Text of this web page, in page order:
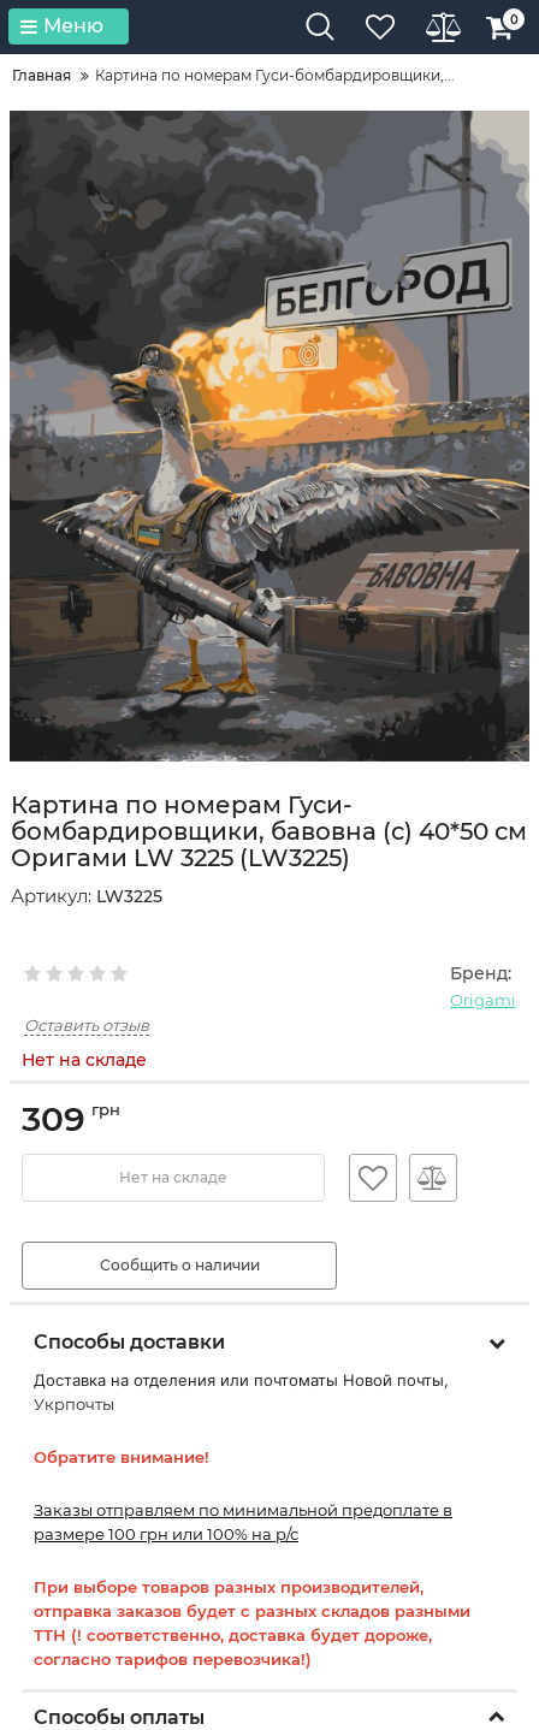
Меню 0
Главная Картина по номерам Гуси-бомбардировщики,...
Картина по номерам Гуси-
бомбардировщики, бавовна (с) 40*50 см
Оригами LW 3225 (LW3225)
Артикул: LW3225
Бренд:
Origami
Оставить отзыв
Нет на складе
309 грн
Нет на складе
Сообщить о наличии
Способы доставки
Доставка на отделения или почтоматы Новой почты,
Укрпочты
Обратите внимание!
Заказы отправляем по минимальной предоплате в
размере 100 грн или 100% на р/с
При выборе товаров разных производителей,
отправка заказов будет с разных складов разными
ТТН (! соответственно, доставка будет дороже,
согласно тарифов перевозчика!)
Способы оплаты